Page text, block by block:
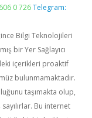
0 726 Telegram:
Bilgi Teknolojileri
bir Yer Sağlayıcı
içerikleri proaktif
bulunmamaktadır.
taşımakta olup,
Bu internet